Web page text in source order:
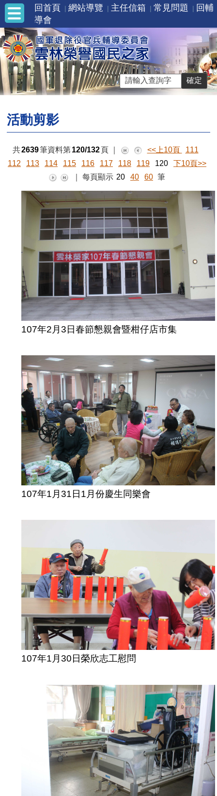
回首頁 網站導覽 主任信箱 常見問題
回輔
導會
活動剪影
共2639筆資料第 120/132 頁 <<上10頁
111
112
113 114 115 116 117 118 119 120
下10頁>>
每頁顯示 20 40 60 筆
107年2月3日春節懇親會暨柑仔店市集
107年1月31日1月份慶生同樂會
107年1月30日榮欣志工慰問